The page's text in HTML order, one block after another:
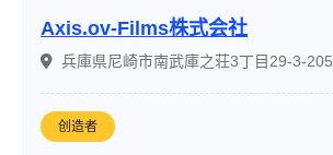
Axis.ov-Films株式会社
兵庫県尼崎市南武庫之荘3丁目29-3-205
创造者